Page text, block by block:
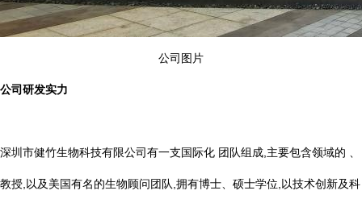
公司图片
公司研发实力
深圳市健竹生物科技有限公司有一支国际化 团队组成,主要包含领域的 、
教授,以及美国有名的生物顾问团队,拥有博士、硕士学位,以技术创新及科